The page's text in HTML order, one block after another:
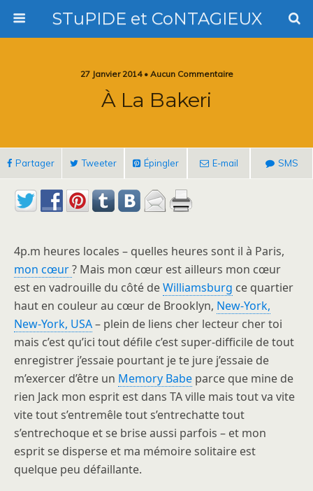
STuPIDE et CoNTAGIEUX
27 Janvier 2014 • Aucun Commentaire
À La Bakeri
Partager Tweeter Épingler E-mail SMS
4p.m heures locales – quelles heures sont il à Paris,
mon cœur? Mais mon cœur est ailleurs mon cœur
est en vadrouille du côté deWilliamsburg ce quartier
haut en couleur au cœur de Brooklyn, New-York,
New-York, USA– plein de liens cher lecteur cher toi
mais c’est qu’ici tout défile c’est super-difficile de tout
enregistrer j’essaie pourtant je te jure j’essaie de
m’exercer d’être un Memory Babe parce que mine de
rien Jack mon esprit est dans TA ville mais tout va vite
vite tout s’entremêle tout s’entrechatte tout
s’entrechoque et se brise aussi parfois – et mon
esprit se disperse et ma mémoire solitaire est
quelque peu défaillante.